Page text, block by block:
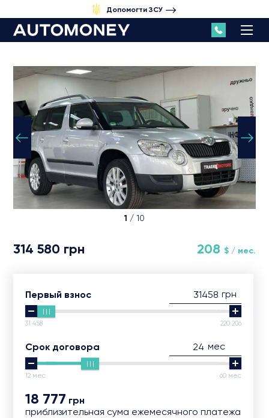
Допомогти ЗСУ
1 / 10
314 580 грн 208 $ / мес.
Первый взнос грн
31 458 220 206
Срок договора мес
12 мес 60 мес
18 777 грн
приблизительная сума ежемесячного платежа